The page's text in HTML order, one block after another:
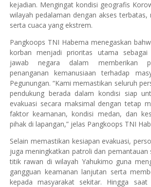
kejadian. Mengingat kondisi geografis
wilayah pedalaman dengan akses
serta cuaca yang ekstrem.
Pangkoops TNI Habema menegaskan
korban menjadi prioritas utama sebagai
jawab negara dalam memberikan
penanganan kemanusiaan terhadap
Pegunungan. “Kami memastikan seluruh
pendukung berada dalam kondisi siap
evakuasi secara maksimal dengan tetap
faktor keamanan, kondisi medan, dan
pihak di lapangan,” jelas Pangkoops TNI
Selain memastikan kesiapan evakuasi,
juga meningkatkan patroli dan pemantauan
titik rawan di wilayah Yahukimo guna
gangguan keamanan lanjutan serta
kepada masyarakat sekitar. Hingga